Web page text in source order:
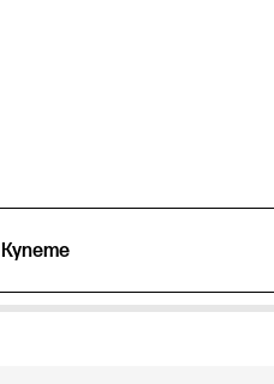
Купете